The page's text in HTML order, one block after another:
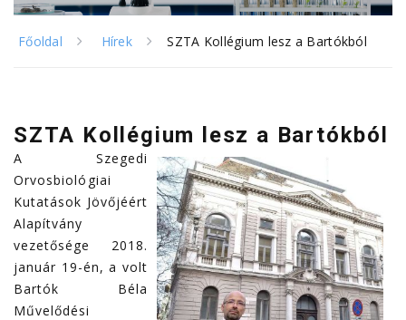
Főoldal Hírek SZTA Kollégium lesz a Bartókból
SZTA Kollégium lesz a Bartókból
A Szegedi
Orvosbiológiai
Kutatások Jövőjéért
Alapítvány
vezetősége 2018.
január 19-én, a volt
Bartók Béla
Művelődési